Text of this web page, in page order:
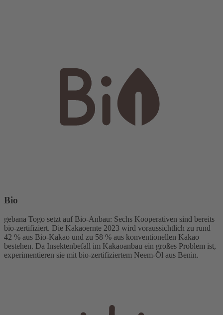
Bio
gebana Togo setzt auf Bio-Anbau: Sechs Kooperativen sind bereits
bio-zertifiziert. Die Kakaoernte 2023 wird voraussichtlich zu rund
42 % aus Bio-Kakao und zu 58 % aus konventionellen Kakao
bestehen. Da Insektenbefall im Kakaoanbau ein großes Problem ist,
experimentieren sie mit bio-zertifiziertem Neem-Öl aus Benin.